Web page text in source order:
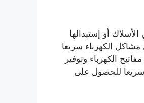
أو إستبدالها
الكهرباء سريعا
الكهرباء وتوفير
سريعا للحصول على